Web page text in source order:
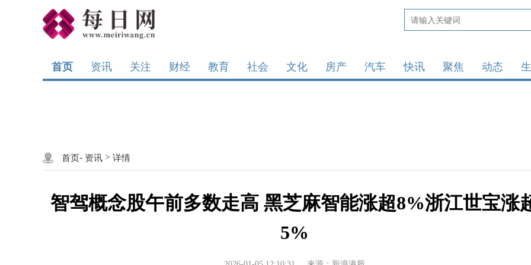
首页 资讯 关注 财经 教育 社会 文化 房产 汽车 快讯 聚焦 动态
首页- 资讯 > 详情
智驾概念股午前多数走高 黑芝麻智能涨超8%浙江世宝涨
5%